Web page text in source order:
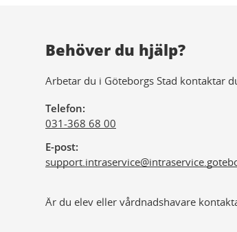
Behöver du hjälp?
Arbetar du i Göteborgs Stad kontaktar
Telefon
031-368 68 00
E-post
support.intraservice@
Är du elev eller vårdnadshavare